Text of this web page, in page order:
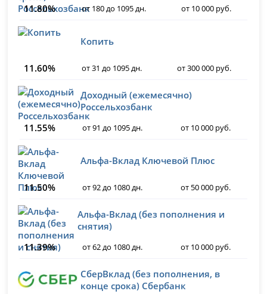
11.80%
от 180 до 1095 дн. от 10 000 руб.
Копить
11.60% от 31 до 1095 дн. от 300 000 руб.
Доходный (ежемесячно)
Россельхозбанк
11.55%
от 91 до 1095 дн. от 10 000 руб.
Альфа-Вклад Ключевой Плюс
11.50% от 92 до 1080 дн. от 50 000 руб.
Альфа-Вклад (без пополнения и
снятия)
11.39%
от 62 до 1080 дн. от 10 000 руб.
СберВклад (без пополнения, в
конце срока) Сбербанк